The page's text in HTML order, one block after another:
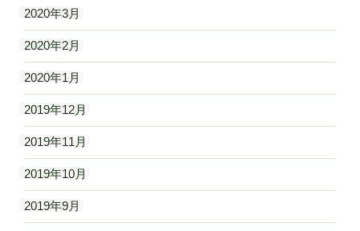
2020年3月
2020年2月
2020年1月
2019年12月
2019年11月
2019年10月
2019年9月